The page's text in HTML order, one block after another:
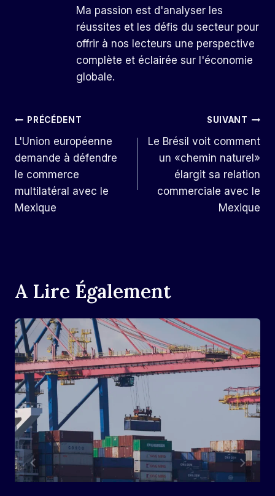
Ma passion est d'analyser les
réussites et les défis du secteur pour
offrir à nos lecteurs une perspective
complète et éclairée sur l'économie
globale.
Navigation
De
L’article
PRÉCÉDENT
L'Union européenne
demande à défendre
le commerce
multilatéral avec le
Mexique
SUIVANT
Le Brésil voit comment
un «chemin naturel»
élargit sa relation
commerciale avec le
Mexique
A Lire Également